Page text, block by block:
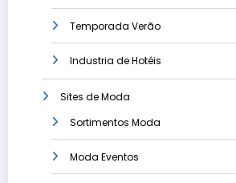
Temporada Verão
Industria de Hotéis
Sites de Moda
Sortimentos Moda
Moda Eventos